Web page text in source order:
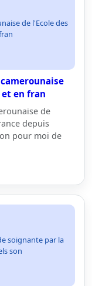
de l'Ecole des
en fran
de
depuis
pour moi de
soignante par la
son